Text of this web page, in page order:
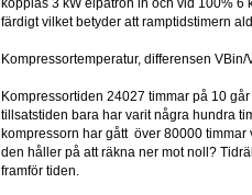
kopplas 3 kW elpatron in och vid 100%
färdigt vilket betyder att ramptidstimern
Kompressortemperatur, differensen
Kompressortiden 24027 timmar på 10
tillsatstiden bara har varit några hundra
kompressorn har gått över 80000 timmar
den håller på att räkna ner mot noll?
framför tiden.